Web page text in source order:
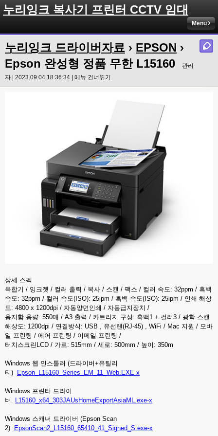
누리잉크 복사기 프린터 CCTV 임대
Menu
누리잉크 드라이버자료 › EPSON ›
Epson 완성형 정품 무한 L15160
관리
자 | 2023.09.04 18:36:34 | 메뉴 건너뛰기
상세 스펙
복합기 / 잉크젯 / 컬러 출력 / 복사 / 스캔 / 팩스 / 컬러 속도: 32ppm / 흑백
속도: 32ppm / 컬러 속도(ISO): 25ipm / 흑백 속도(ISO): 25ipm / 인쇄 해상
도: 4800 x 1200dpi / 자동양면인쇄 / 자동급지장치 /
용지함 용량: 550매 / A3 출력 / 카트리지 구성: 흑백1 + 컬러3 / 광학 스캔
해상도: 1200dpi / 연결방식: USB , 유선랜(RJ-45) , WiFi / Mac 지원 / 모바
일 프린팅 / 에어 프린팅 / 이메일 프린팅 /
터치스크린LCD / 가로: 515mm / 세로: 500mm / 높이: 350m
Windows 웹 인스톨러 (드라이버+유틸리
티)
Epson_L15160_Series_EM_11_Web.EXE-x
Windows 프린터 드라이
버
L15160_x64_303JAUsHomeExportAsiaML.exe-x
Windows 스캐너 드라이버 (Epson Scan
2)
EpsonScan2_L15160_65410_41_Signed_S.exe-x